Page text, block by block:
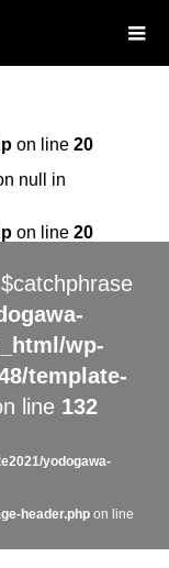
on line 20
null in
on line 20
wp-
template-
line 132
yodogawa-
header.phpon line